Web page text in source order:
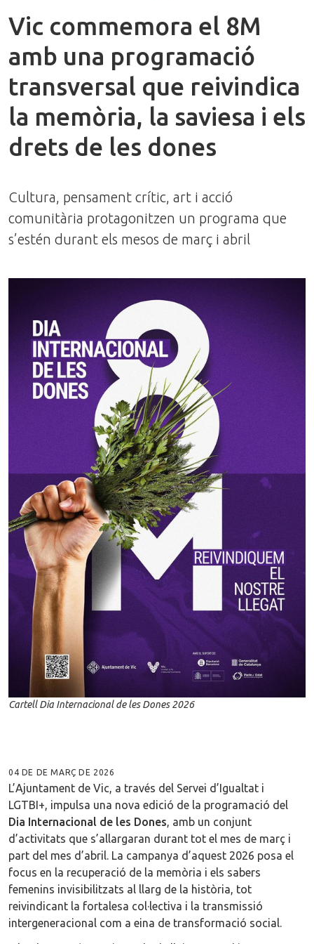
Vic commemora el 8M
amb una programació
transversal que reivindica
la memòria, la saviesa i els
drets de les dones
Cultura, pensament crític, art i acció
comunitària protagonitzen un programa que
s’estén durant els mesos de març i abril
Cartell Dia Internacional de les Dones 2026
04 DE DE MARÇ DE 2026
L’Ajuntament de Vic, a través del Servei d’Igualtat i
LGTBI+, impulsa una nova edició de la programació del
Dia Internacional de les Dones, amb un conjunt
d’activitats que s’allargaran durant tot el mes de març i
part del mes d’abril. La campanya d’aquest 2026 posa el
focus en la recuperació de la memòria i els sabers
femenins invisibilitzats al llarg de la història, tot
reivindicant la fortalesa col·lectiva i la transmissió
intergeneracional com a eina de transformació social.